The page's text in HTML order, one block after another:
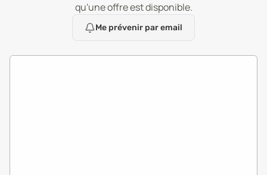
qu'une offre est disponible.
Me prévenir par email